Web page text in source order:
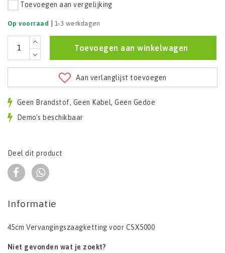
Toevoegen aan vergelijking
Op voorraad | 1-3 werkdagen
Toevoegen aan winkelwagen
Aan verlanglijst toevoegen
Geen Brandstof, Geen Kabel, Geen Gedoe
Demo's beschikbaar
Deel dit product
Informatie
45cm Vervangingszaagketting voor CSX5000
Niet gevonden wat je zoekt?